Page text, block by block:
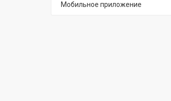
Мобильное приложение